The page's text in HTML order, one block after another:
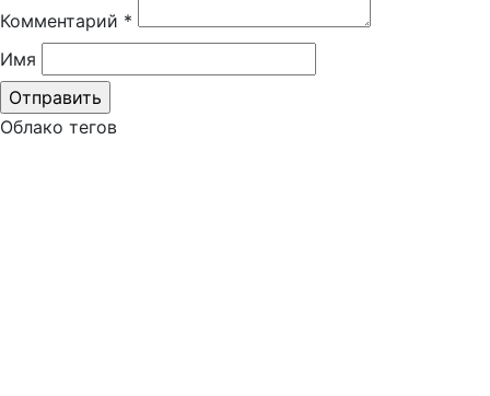
Комментарий *
Имя
Облако тегов